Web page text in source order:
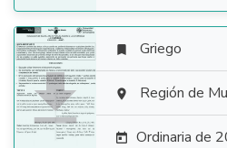

 Griego
 Región de
 Ordinaria de